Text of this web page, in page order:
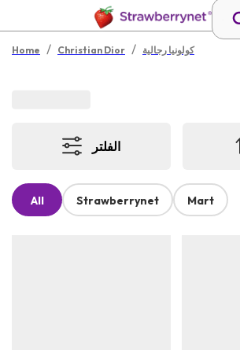
Home / Christian Dior / كولونيا رجالية
الفلتر
All Strawberrynet Mart